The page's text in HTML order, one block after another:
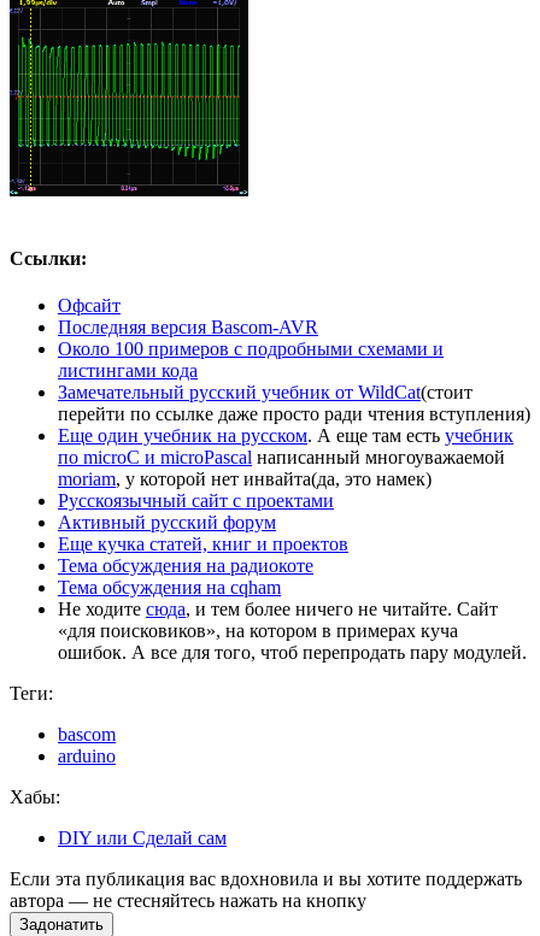
Ссылки:
Офсайт
Последняя версия Bascom-AVR
Около 100 примеров с подробными схемами и
листингами кода
Замечательный русский учебник от WildCat(стоит
перейти по ссылке даже просто ради чтения вступления)
Еще один учебник на русском. А еще там есть учебник
по microC и microPascal написанный многоуважаемой
moriam, у которой нет инвайта(да, это намек)
Русскоязычный сайт с проектами
Активный русский форум
Еще кучка статей, книг и проектов
Тема обсуждения на радиокоте
Тема обсуждения на cqham
Не ходите сюда, и тем более ничего не читайте. Сайт
«для поисковиков», на котором в примерах куча
ошибок. А все для того, чтоб перепродать пару модулей.
Теги:
bascom
arduino
Хабы:
DIY или Сделай сам
Если эта публикация вас вдохновила и вы хотите поддержать
автора — не стесняйтесь нажать на кнопку
Задонатить